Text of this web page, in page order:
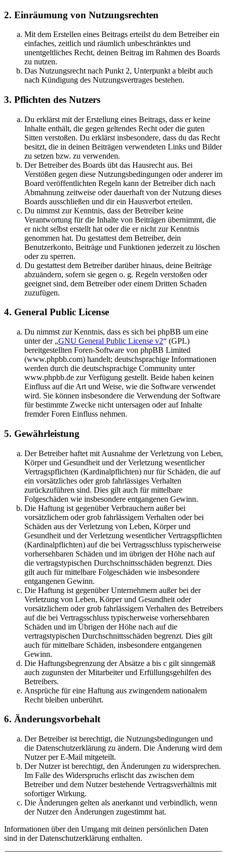
2. Einräumung von Nutzungsrechten
Mit dem Erstellen eines Beitrags erteilst du dem Betreiber ein
einfaches, zeitlich und räumlich unbeschränktes und
unentgeltliches Recht, deinen Beitrag im Rahmen des Boards
zu nutzen.
Das Nutzungsrecht nach Punkt 2, Unterpunkt a bleibt auch
nach Kündigung des Nutzungsvertrages bestehen.
3. Pflichten des Nutzers
Du erklärst mit der Erstellung eines Beitrags, dass er keine
Inhalte enthält, die gegen geltendes Recht oder die guten
Sitten verstoßen. Du erklärst insbesondere, dass du das Recht
besitzt, die in deinen Beiträgen verwendeten Links und Bilder
zu setzen bzw. zu verwenden.
Der Betreiber des Boards übt das Hausrecht aus. Bei
Verstößen gegen diese Nutzungsbedingungen oder anderer im
Board veröffentlichten Regeln kann der Betreiber dich nach
Abmahnung zeitweise oder dauerhaft von der Nutzung dieses
Boards ausschließen und dir ein Hausverbot erteilen.
Du nimmst zur Kenntnis, dass der Betreiber keine
Verantwortung für die Inhalte von Beiträgen übernimmt, die
er nicht selbst erstellt hat oder die er nicht zur Kenntnis
genommen hat. Du gestattest dem Betreiber, dein
Benutzerkonto, Beiträge und Funktionen jederzeit zu löschen
oder zu sperren.
Du gestattest dem Betreiber darüber hinaus, deine Beiträge
abzuändern, sofern sie gegen o. g. Regeln verstoßen oder
geeignet sind, dem Betreiber oder einem Dritten Schaden
zuzufügen.
4. General Public License
Du nimmst zur Kenntnis, dass es sich bei phpBB um eine
unter der „GNU General Public License v2“ (GPL)
bereitgestellten Foren-Software von phpBB Limited
(www.phpbb.com) handelt; deutschsprachige Informationen
werden durch die deutschsprachige Community unter
www.phpbb.de zur Verfügung gestellt. Beide haben keinen
Einfluss auf die Art und Weise, wie die Software verwendet
wird. Sie können insbesondere die Verwendung der Software
für bestimmte Zwecke nicht untersagen oder auf Inhalte
fremder Foren Einfluss nehmen.
5. Gewährleistung
Der Betreiber haftet mit Ausnahme der Verletzung von Leben,
Körper und Gesundheit und der Verletzung wesentlicher
Vertragspflichten (Kardinalpflichten) nur für Schäden, die auf
ein vorsätzliches oder grob fahrlässiges Verhalten
zurückzuführen sind. Dies gilt auch für mittelbare
Folgeschäden wie insbesondere entgangenen Gewinn.
Die Haftung ist gegenüber Verbrauchern außer bei
vorsätzlichem oder grob fahrlässigem Verhalten oder bei
Schäden aus der Verletzung von Leben, Körper und
Gesundheit und der Verletzung wesentlicher Vertragspflichten
(Kardinalpflichten) auf die bei Vertragsschluss typischerweise
vorhersehbaren Schäden und im übrigen der Höhe nach auf
die vertragstypischen Durchschnittsschäden begrenzt. Dies
gilt auch für mittelbare Folgeschäden wie insbesondere
entgangenen Gewinn.
Die Haftung ist gegenüber Unternehmern außer bei der
Verletzung von Leben, Körper und Gesundheit oder
vorsätzlichem oder grob fahrlässigem Verhalten des Betreibers
auf die bei Vertragsschluss typischerweise vorhersehbaren
Schäden und im Übrigen der Höhe nach auf die
vertragstypischen Durchschnittsschäden begrenzt. Dies gilt
auch für mittelbare Schäden, insbesondere entgangenen
Gewinn.
Die Haftungsbegrenzung der Absätze a bis c gilt sinngemäß
auch zugunsten der Mitarbeiter und Erfüllungsgehilfen des
Betreibers.
Ansprüche für eine Haftung aus zwingendem nationalem
Recht bleiben unberührt.
6. Änderungsvorbehalt
Der Betreiber ist berechtigt, die Nutzungsbedingungen und
die Datenschutzerklärung zu ändern. Die Änderung wird dem
Nutzer per E-Mail mitgeteilt.
Der Nutzer ist berechtigt, den Änderungen zu widersprechen.
Im Falle des Widerspruchs erlischt das zwischen dem
Betreiber und dem Nutzer bestehende Vertragsverhältnis mit
sofortiger Wirkung.
Die Änderungen gelten als anerkannt und verbindlich, wenn
der Nutzer den Änderungen zugestimmt hat.
Informationen über den Umgang mit deinen persönlichen Daten
sind in der Datenschutzerklärung enthalten.